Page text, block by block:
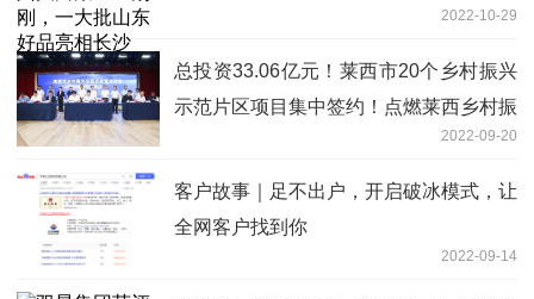
2022-10-29
总投资33.06亿元！莱西市20个乡村振兴
示范片区项目集中签约！点燃莱西乡村振
2022-09-20
客户故事｜足不出户，开启破冰模式，让
全网客户找到你
2022-09-14